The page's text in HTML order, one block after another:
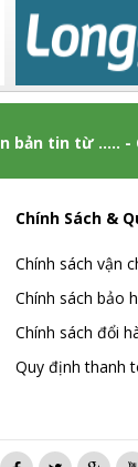
bản tin từ .....
Chính Sách &
Chính sách vận
Chính sách bảo
Chính sách đổi
Quy định thanh